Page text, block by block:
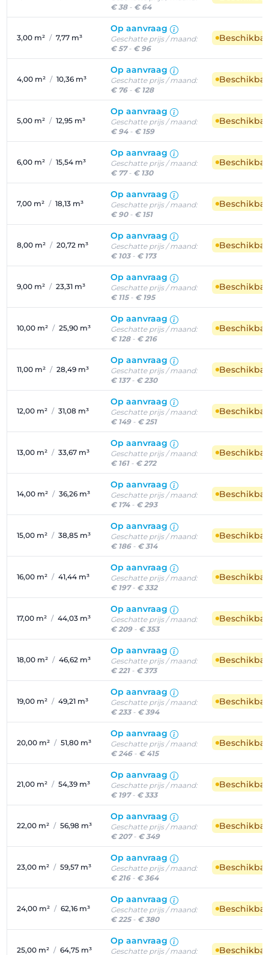
€ 38- € 64
3,00 m² / 7,77 m³
Op aanvraag
Geschatte prijs / maand:
€ 57- € 96
4,00 m² / 10,36 m³
Op aanvraag
Geschatte prijs / maand:
€ 76- € 128
5,00 m² / 12,95 m³
Op aanvraag
Geschatte prijs / maand:
€ 94- € 159
6,00 m² / 15,54 m³
Op aanvraag
Geschatte prijs / maand:
€ 77- € 130
7,00 m² / 18,13 m³
Op aanvraag
Geschatte prijs / maand:
€ 90- € 151
8,00 m² / 20,72 m³
Op aanvraag
Geschatte prijs / maand:
€ 103- € 173
9,00 m² / 23,31 m³
Op aanvraag
Geschatte prijs / maand:
€ 115- € 195
10,00 m² / 25,90 m³
Op aanvraag
Geschatte prijs / maand:
€ 128- € 216
11,00 m² / 28,49 m³
Op aanvraag
Geschatte prijs / maand:
€ 137- € 230
12,00 m² / 31,08 m³
Op aanvraag
Geschatte prijs / maand:
€ 149- € 251
13,00 m² / 33,67 m³
Op aanvraag
Geschatte prijs / maand:
€ 161- € 272
14,00 m² / 36,26 m³
Op aanvraag
Geschatte prijs / maand:
€ 174- € 293
15,00 m² / 38,85 m³
Op aanvraag
Geschatte prijs / maand:
€ 186- € 314
16,00 m² / 41,44 m³
Op aanvraag
Geschatte prijs / maand:
€ 197- € 332
17,00 m² / 44,03 m³
Op aanvraag
Geschatte prijs / maand:
€ 209- € 353
18,00 m² / 46,62 m³
Op aanvraag
Geschatte prijs / maand:
€ 221- € 373
19,00 m² / 49,21 m³
Op aanvraag
Geschatte prijs / maand:
€ 233- € 394
20,00 m² / 51,80 m³
Op aanvraag
Geschatte prijs / maand:
€ 246- € 415
21,00 m² / 54,39 m³
Op aanvraag
Geschatte prijs / maand:
€ 197- € 333
22,00 m² / 56,98 m³
Op aanvraag
Geschatte prijs / maand:
€ 207- € 349
23,00 m² / 59,57 m³
Op aanvraag
Geschatte prijs / maand:
€ 216- € 364
24,00 m² / 62,16 m³
Op aanvraag
Geschatte prijs / maand:
€ 225- € 380
25,00 m² / 64,75 m³
Op aanvraag
Geschatte prijs / maand: